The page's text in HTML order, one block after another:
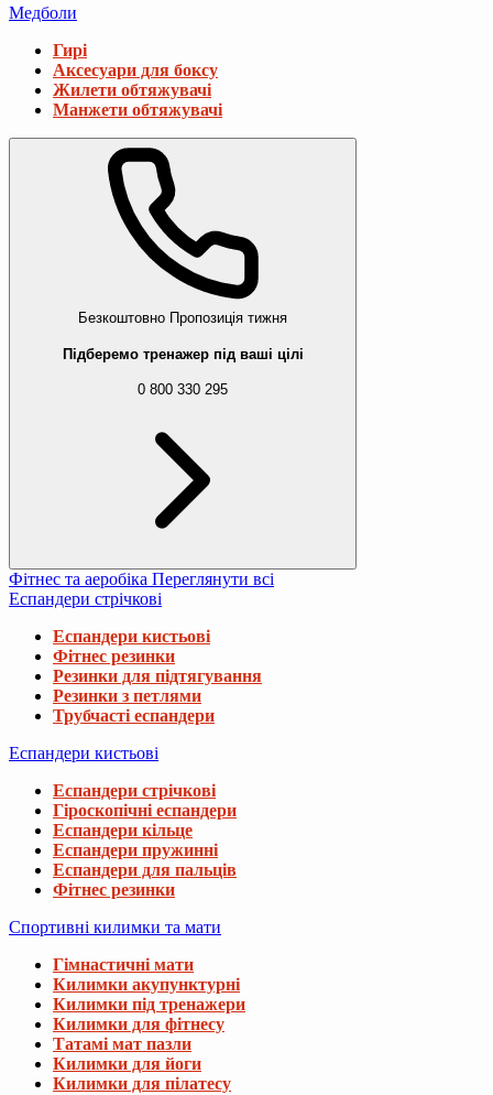
Медболи
Гирі
Аксесуари для боксу
Жилети обтяжувачі
Манжети обтяжувачі
Безкоштовно Пропозиція тижня
Підберемо тренажер під ваші цілі
0 800 330 295
Фітнес та аеробіка Переглянути всі
Еспандери стрічкові
Еспандери кистьові
Фітнес резинки
Резинки для підтягування
Резинки з петлями
Трубчасті еспандери
Еспандери кистьові
Еспандери стрічкові
Гіроскопічні еспандери
Еспандери кільце
Еспандери пружинні
Еспандери для пальців
Фітнес резинки
Спортивні килимки та мати
Гімнастичні мати
Килимки акупунктурні
Килимки під тренажери
Килимки для фітнесу
Татамі мат пазли
Килимки для йоги
Килимки для пілатесу